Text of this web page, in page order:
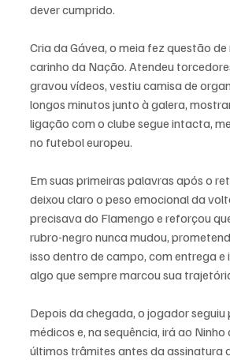
dever cumprido.
Cria da Gávea, o meia fez questão
carinho da Nação. Atendeu
gravou vídeos, vestiu camisa de
longos minutos junto à galera,
ligação com o clube segue intacta,
no futebol europeu.
Em suas primeiras palavras após o
deixou claro o peso emocional da
precisava do Flamengo e reforçou
rubro-negro nunca mudou,
isso dentro de campo, com entrega
algo que sempre marcou sua
Depois da chegada, o jogador seguiu
médicos e, na sequência, irá ao
últimos trâmites antes da assinatura